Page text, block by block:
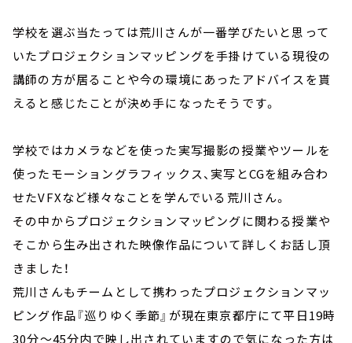
学校を選ぶ当たっては荒川さんが一番学びたいと思って
いたプロジェクションマッピングを手掛けている現役の
講師の方が居ることや今の環境にあったアドバイスを貰
えると感じたことが決め手になったそうです。
学校ではカメラなどを使った実写撮影の授業やツールを
使ったモーショングラフィックス、実写とCGを組み合わ
せたVFXなど様々なことを学んでいる荒川さん。
その中からプロジェクションマッピングに関わる授業や
そこから生み出された映像作品について詳しくお話し頂
きました！
荒川さんもチームとして携わったプロジェクションマッ
ピング作品『巡りゆく季節』が現在東京都庁にて平日19時
30分～45分内で映し出されていますので気になった方は